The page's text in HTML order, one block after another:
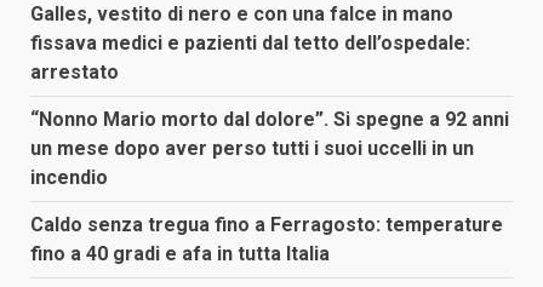
Galles, vestito di nero e con una falce in mano
fissava medici e pazienti dal tetto dell’ospedale:
arrestato
“Nonno Mario morto dal dolore”. Si spegne a 92 anni
un mese dopo aver perso tutti i suoi uccelli in un
incendio
Caldo senza tregua fino a Ferragosto: temperature
fino a 40 gradi e afa in tutta Italia